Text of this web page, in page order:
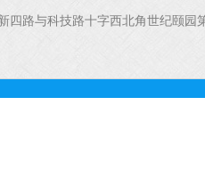
四路与科技路十字西北角世纪颐园